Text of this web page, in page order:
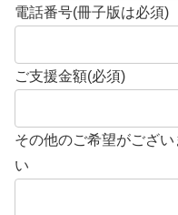
電話番号(冊子版は必須)
ご支援金額(必須)
その他のご希望がござ
い